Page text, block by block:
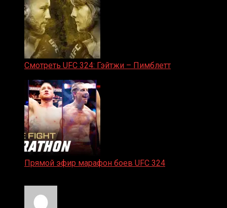
Смотреть UFC 324: Гэйтжи – Пимблетт
Прямой эфир марафон боев UFC 324